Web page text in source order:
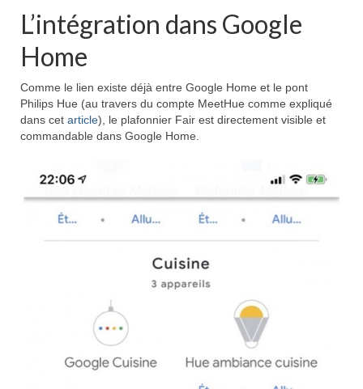
L’intégration dans Google
Home
Comme le lien existe déjà entre Google Home et le pont
Philips Hue (au travers du compte MeetHue comme expliqué
dans cet article), le plafonnier Fair est directement visible et
commandable dans Google Home.